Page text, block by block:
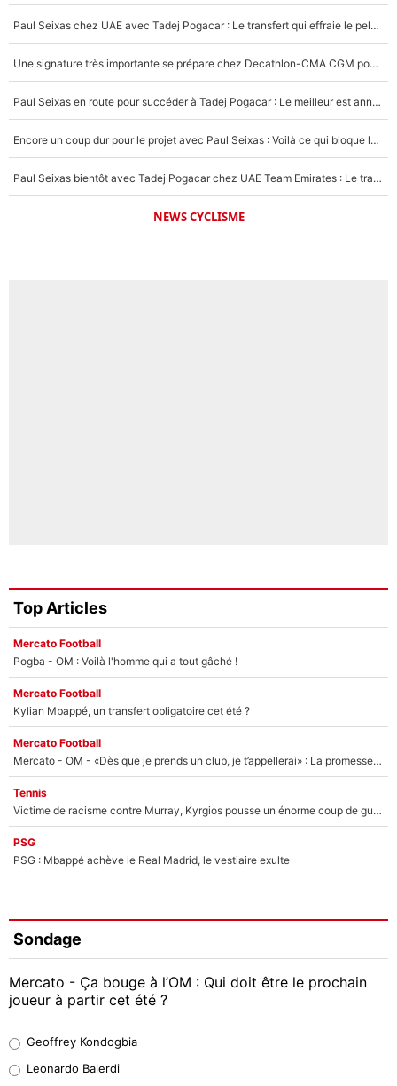
Paul Seixas chez UAE avec Tadej Pogacar : Le transfert qui effraie le peloton, «c’est la pire des choses qui puisse arriver»
Une signature très importante se prépare chez Decathlon-CMA CGM pour aider Paul Seixas à gagner le Tour de France 2027
Paul Seixas en route pour succéder à Tadej Pogacar : Le meilleur est annoncé pour l’avenir de la pépite française
Encore un coup dur pour le projet avec Paul Seixas : Voilà ce qui bloque le transfert d’un coureur chez Decathlon-CMA CGM
Paul Seixas bientôt avec Tadej Pogacar chez UAE Team Emirates : Le transfert surprise qui se prépare après le Tour de France 2026 !
NEWS CYCLISME
Top Articles
Mercato Football
Pogba - OM : Voilà l'homme qui a tout gâché !
Mercato Football
Kylian Mbappé, un transfert obligatoire cet été ?
Mercato Football
Mercato - OM - «Dès que je prends un club, je t’appellerai» : La promesse de Marcelino au moment de claquer la porte
Tennis
Victime de racisme contre Murray, Kyrgios pousse un énorme coup de gueule !
PSG
PSG : Mbappé achève le Real Madrid, le vestiaire exulte
Sondage
Mercato - Ça bouge à l’OM : Qui doit être le prochain
joueur à partir cet été ?
38%
Geoffrey Kondogbia
Leonardo Balerdi